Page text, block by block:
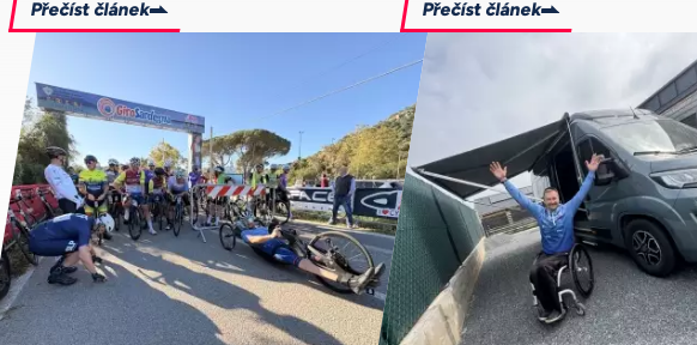
Přečíst článek Přečíst článek